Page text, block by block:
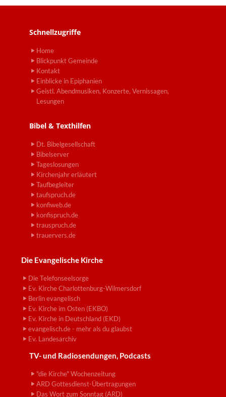
Schnellzugriffe
Home
Blickpunkt Gemeinde
Kontakt
Einblicke in Epiphanien
Geistl. Abendmusiken, Konzerte, Vernissagen,
Lesungen
Bibel & Texthilfen
Dt. Bibelgesellschaft
Bibelserver
Tageslosungen
Kirchenjahr erläutert
Taufbegleiter
taufspruch.de
konfiweb.de
konfispruch.de
trauspruch.de
trauervers.de
Die Evangelische Kirche
Die Telefonseelsorge
Ev. Kirche Charlottenburg-Wilmersdorf
Berlin evangelisch
Ev. Kirche im Osten (EKBO)
Ev. Kirche in Deutschland (EKD)
evangelisch.de - mehr als du glaubst
Ev. Landesarchiv
TV- und Radiosendungen, Podcasts
"die Kirche" Wochenzeitung
ARD Gottesdienst-Übertragungen
Das Wort zum Sonntag (ARD)